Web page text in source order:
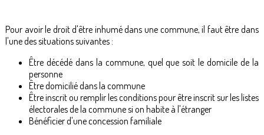
Pour avoir le droit d'être inhumé dans une commune, il faut être dans
l'une des situations suivantes :
Être décédé dans la commune, quel que soit le domicile de la
personne
Être domicilié dans la commune
Être inscrit ou remplir les conditions pour être inscrit sur les listes
électorales de la commune si on habite à l'étranger
Bénéficier d'une concession familiale